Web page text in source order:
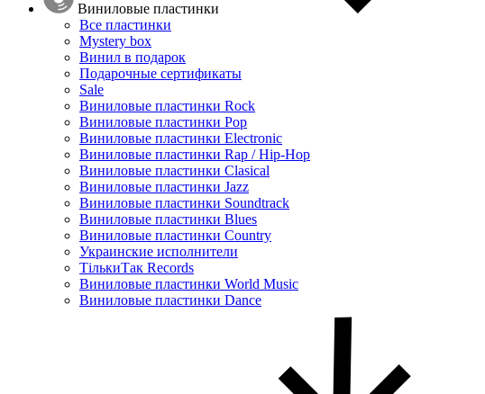
Виниловые пластинки
Все пластинки
Mystery box
Винил в подарок
Подарочные сертификаты
Sale
Виниловые пластинки Rock
Виниловые пластинки Pop
Виниловые пластинки Electronic
Виниловые пластинки Rap / Hip-Hop
Виниловые пластинки Clasical
Виниловые пластинки Jazz
Виниловые пластинки Soundtrack
Виниловые пластинки Blues
Виниловые пластинки Country
Украинские исполнители
ТількиТак Records
Виниловые пластинки World Music
Виниловые пластинки Dance